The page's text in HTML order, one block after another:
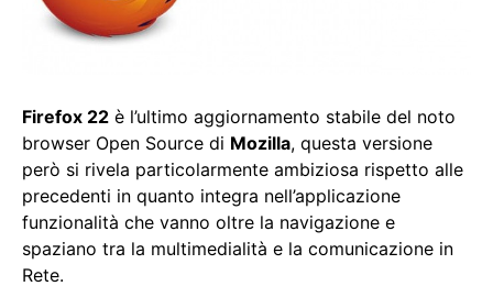
Firefox 22 è l’ultimo aggiornamento stabile del noto
browser Open Source di Mozilla, questa versione
però si rivela particolarmente ambiziosa rispetto alle
precedenti in quanto integra nell’applicazione
funzionalità che vanno oltre la navigazione e
spaziano tra la multimedialità e la comunicazione in
Rete.